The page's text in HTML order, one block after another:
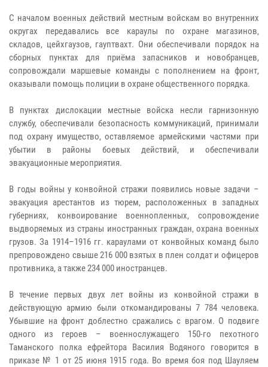
С началом военных действий местным войскам во внутренних
округах передавались все караулы по охране магазинов,
складов, цейхгаузов, гауптвахт. Они обеспечивали порядок на
сборных пунктах для приёма запасников и новобранцев,
сопровождали маршевые команды с пополнением на фронт,
оказывали помощь полиции в охране общественного порядка.
В пунктах дислокации местные войска несли гарнизонную
службу, обеспечивали безопасность коммуникаций, принимали
под охрану имущество, оставляемое армейскими частями при
убытии в районы боевых действий, и обеспечивали
эвакуационные мероприятия.
В годы войны у конвойной стражи появились новые задачи –
эвакуация арестантов из тюрем, расположенных в западных
губерниях, конвоирование военнопленных, сопровождение
выдворяемых из страны иностранных граждан, охрана военных
грузов. За 1914–1916 гг. караулами от конвойных команд было
препровождено свыше 216 000 взятых в плен солдат и офицеров
противника, а также 234 000 иностранцев.
В течение первых двух лет войны из конвойной стражи в
действующую армию были откомандированы 7 784 человека.
Убывшие на фронт доблестно сражались с врагом. О подвиге
одного из героев – военнослужащего 150-го пехотного
Таманского полка ефрейтора Василия Водяного говорится в
приказе № 1 от 25 июня 1915 года. Во время боя под Шауляем